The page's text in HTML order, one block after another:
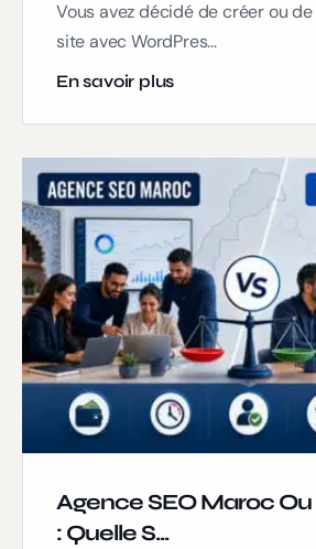
Vous avez décidé de créer ou
site avec WordPres...
En savoir plus
Agence SEO Maroc
: Quelle S...